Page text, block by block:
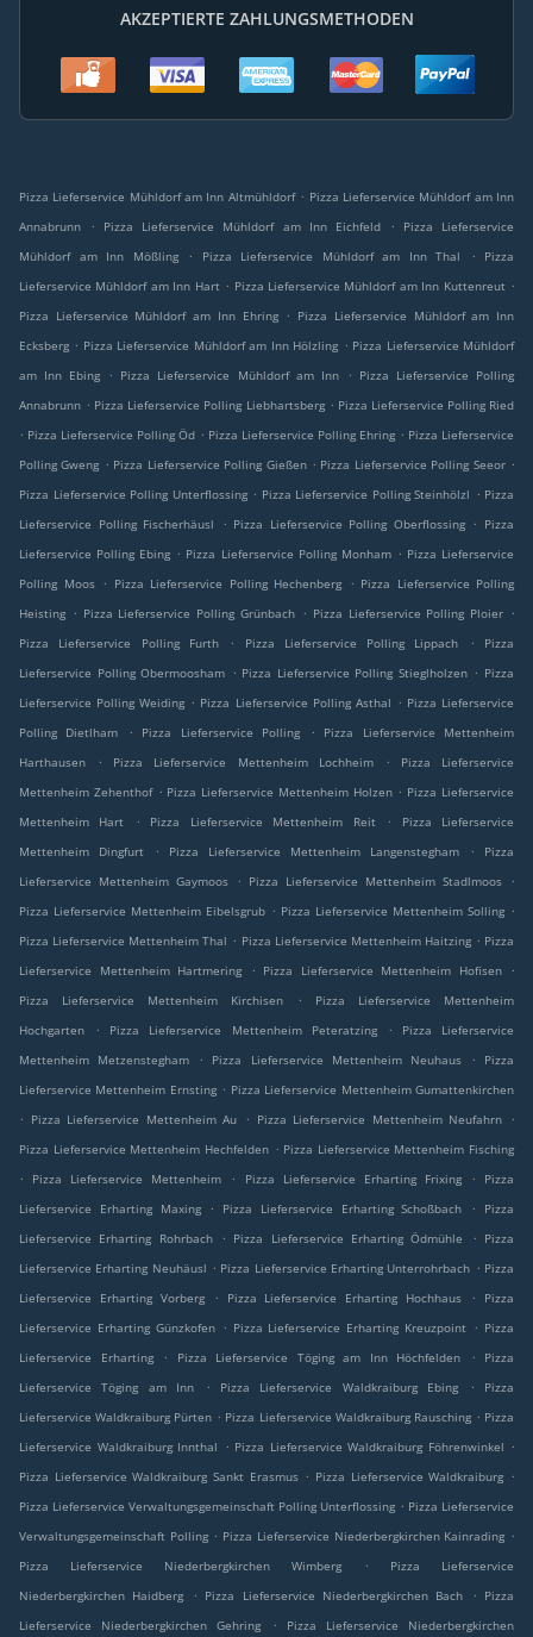
AKZEPTIERTE ZAHLUNGSMETHODEN
Pizza Lieferservice Mühldorf am Inn Altmühldorf . Pizza Lieferservice Mühldorf am Inn
Annabrunn
. Pizza Lieferservice Mühldorf am Inn Eichfeld .
Pizza Lieferservice
Mühldorf am Inn Mößling
. Pizza Lieferservice Mühldorf am Inn Thal .
Pizza
Lieferservice Mühldorf am Inn Hart . Pizza Lieferservice Mühldorf am Inn Kuttenreut .
Pizza Lieferservice Mühldorf am Inn Ehring . Pizza Lieferservice Mühldorf am Inn
Ecksberg . Pizza Lieferservice Mühldorf am Inn Hölzling . Pizza Lieferservice Mühldorf
am Inn Ebing
. Pizza Lieferservice Mühldorf am Inn . Pizza Lieferservice Polling
Annabrunn . Pizza Lieferservice Polling Liebhartsberg . Pizza Lieferservice Polling Ried
. Pizza Lieferservice Polling Öd . Pizza Lieferservice Polling Ehring . Pizza Lieferservice
Polling Gweng . Pizza Lieferservice Polling Gießen . Pizza Lieferservice Polling Seeor .
Pizza Lieferservice Polling Unterflossing . Pizza Lieferservice Polling Steinhölzl . Pizza
Lieferservice Polling Fischerhäusl
. Pizza Lieferservice Polling Oberflossing . Pizza
Lieferservice Polling Ebing . Pizza Lieferservice Polling Monham . Pizza Lieferservice
Polling Moos
. Pizza Lieferservice Polling Hechenberg . Pizza Lieferservice Polling
Heisting . Pizza Lieferservice Polling Grünbach . Pizza Lieferservice Polling Ploier .
Pizza Lieferservice Polling Furth
. Pizza Lieferservice Polling Lippach .
Pizza
Lieferservice Polling Obermoosham . Pizza Lieferservice Polling Stieglholzen . Pizza
Lieferservice Polling Weiding . Pizza Lieferservice Polling Asthal . Pizza Lieferservice
Polling Dietlham
. Pizza Lieferservice Polling .
Pizza Lieferservice Mettenheim
Harthausen
. Pizza Lieferservice Mettenheim Lochheim .
Pizza Lieferservice
Mettenheim Zehenthof . Pizza Lieferservice Mettenheim Holzen . Pizza Lieferservice
Mettenheim Hart
. Pizza Lieferservice Mettenheim Reit .
Pizza Lieferservice
Mettenheim Dingfurt
. Pizza Lieferservice Mettenheim Langenstegham .
Pizza
Lieferservice Mettenheim Gaymoos
. Pizza Lieferservice Mettenheim Stadlmoos
.
Pizza Lieferservice Mettenheim Eibelsgrub . Pizza Lieferservice Mettenheim Solling .
Pizza Lieferservice Mettenheim Thal . Pizza Lieferservice Mettenheim Haitzing . Pizza
Lieferservice Mettenheim Hartmering
. Pizza Lieferservice Mettenheim Hofisen
.
Pizza Lieferservice Mettenheim Kirchisen
.
Pizza Lieferservice Mettenheim
Hochgarten
. Pizza Lieferservice Mettenheim Peteratzing .
Pizza Lieferservice
Mettenheim Metzenstegham
. Pizza Lieferservice Mettenheim Neuhaus .
Pizza
Lieferservice Mettenheim Ernsting . Pizza Lieferservice Mettenheim Gumattenkirchen
. Pizza Lieferservice Mettenheim Au . Pizza Lieferservice Mettenheim Neufahrn
.
Pizza Lieferservice Mettenheim Hechfelden . Pizza Lieferservice Mettenheim Fisching
.
Pizza Lieferservice Mettenheim . Pizza Lieferservice Erharting Frixing .
Pizza
Lieferservice Erharting Maxing
. Pizza Lieferservice Erharting Schoßbach .
Pizza
Lieferservice Erharting Rohrbach
. Pizza Lieferservice Erharting Ödmühle . Pizza
Lieferservice Erharting Neuhäusl . Pizza Lieferservice Erharting Unterrohrbach . Pizza
Lieferservice Erharting Vorberg
. Pizza Lieferservice Erharting Hochhaus .
Pizza
Lieferservice Erharting Günzkofen . Pizza Lieferservice Erharting Kreuzpoint . Pizza
Lieferservice Erharting
. Pizza Lieferservice Töging am Inn Höchfelden .
Pizza
Lieferservice Töging am Inn
. Pizza Lieferservice Waldkraiburg Ebing .
Pizza
Lieferservice Waldkraiburg Pürten . Pizza Lieferservice Waldkraiburg Rausching . Pizza
Lieferservice Waldkraiburg Innthal
. Pizza Lieferservice Waldkraiburg Föhrenwinkel .
Pizza Lieferservice Waldkraiburg Sankt Erasmus . Pizza Lieferservice Waldkraiburg .
Pizza Lieferservice Verwaltungsgemeinschaft Polling Unterflossing . Pizza Lieferservice
Verwaltungsgemeinschaft Polling . Pizza Lieferservice Niederbergkirchen Kainrading .
Pizza Lieferservice Niederbergkirchen Wimberg
.
Pizza Lieferservice
Niederbergkirchen Haidberg
. Pizza Lieferservice Niederbergkirchen Bach . Pizza
Lieferservice Niederbergkirchen Gehring
.
Pizza Lieferservice Niederbergkirchen